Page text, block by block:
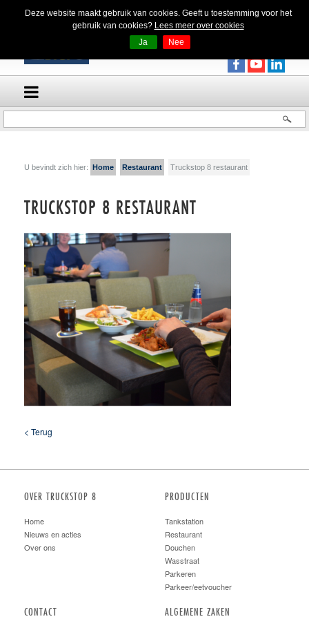
Deze website maakt gebruik van cookies. Geeft u toestemming voor het
gebruik van cookies? Lees meer over cookies
Ja
Nee
U bevindt zich hier: Home Restaurant Truckstop 8 restaurant
TRUCKSTOP 8 RESTAURANT
< Terug
OVER TRUCKSTOP 8
Home
Nieuws en acties
Over ons
PRODUCTEN
Tankstation
Restaurant
Douchen
Wasstraat
Parkeren
Parkeer/eetvoucher
CONTACT ALGEMENE ZAKEN